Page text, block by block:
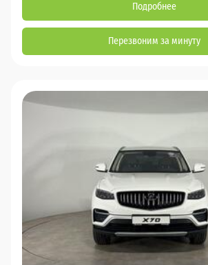
Подробнее
Перезвоним за минуту